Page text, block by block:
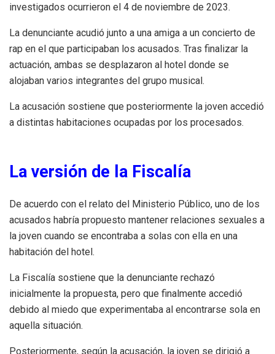
investigados ocurrieron el 4 de noviembre de 2023.
La denunciante acudió junto a una amiga a un concierto de
rap en el que participaban los acusados. Tras finalizar la
actuación, ambas se desplazaron al hotel donde se
alojaban varios integrantes del grupo musical.
La acusación sostiene que posteriormente la joven accedió
a distintas habitaciones ocupadas por los procesados.
La versión de la Fiscalía
De acuerdo con el relato del Ministerio Público, uno de los
acusados habría propuesto mantener relaciones sexuales a
la joven cuando se encontraba a solas con ella en una
habitación del hotel.
La Fiscalía sostiene que la denunciante rechazó
inicialmente la propuesta, pero que finalmente accedió
debido al miedo que experimentaba al encontrarse sola en
aquella situación.
Posteriormente, según la acusación, la joven se dirigió a